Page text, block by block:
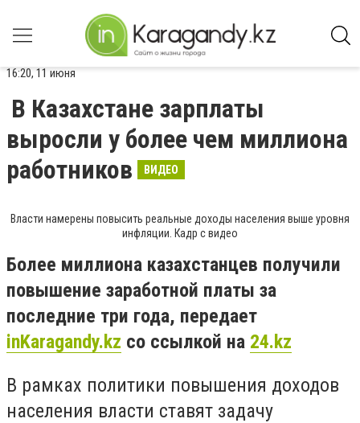
16:20, 11 июня
В Казахстане зарплаты
выросли у более чем миллиона
работников
ВИДЕО
Власти намерены повысить реальные доходы населения выше уровня
инфляции. Кадр с видео
Более миллиона казахстанцев получили
повышение заработной платы за
последние три года, передает
inKaragandy.kz со ссылкой на 24.kz
В рамках политики повышения доходов
населения власти ставят задачу